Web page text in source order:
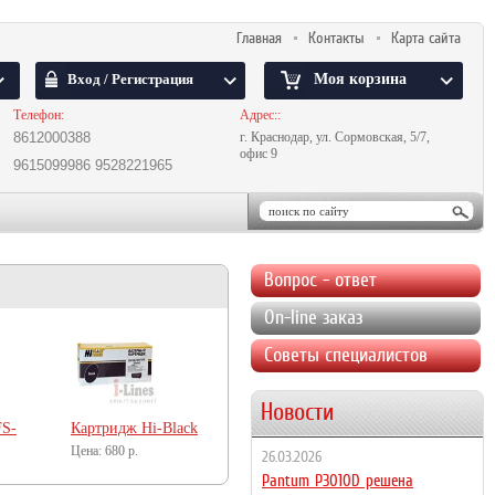
Вход / Регистрация Моя корзина
Главная Контакты Карта сайта
Телефон:
8612000388
9615099986 9528221965
Адрес::
г. Краснодар, ул. Сормовская, 5/7,
офис 9
Картридж Hi-Black
FX-10/FX-9/Q2612A
680 р.
Вопрос - ответ
On-line заказ
Советы специалистов
Новости
26.03.2026
Pantum P3010D решена